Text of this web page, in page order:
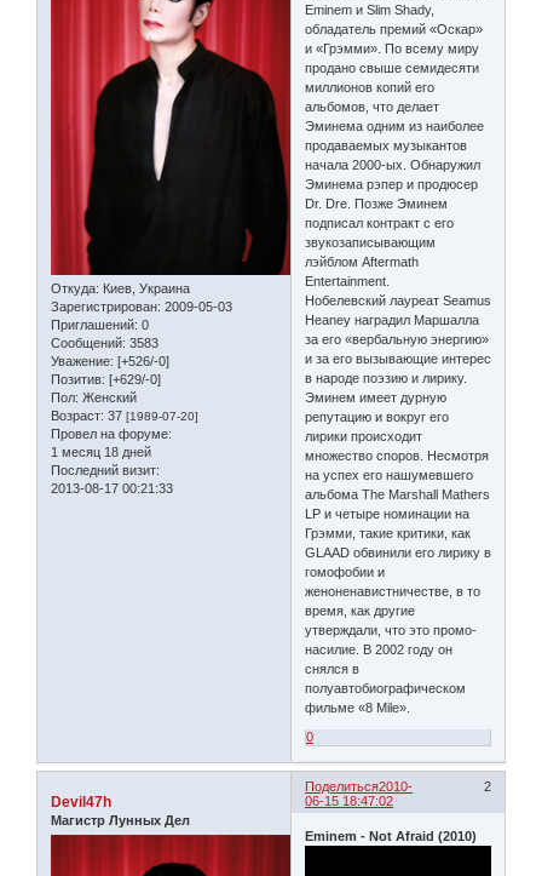
Откуда: Киев, Украина
Зарегистрирован: 2009-05-03
Приглашений: 0
Сообщений: 3583
Уважение: [+526/-0]
Позитив: [+629/-0]
Пол: Женский
Возраст: 37 [1989-07-20]
Провел на форуме:
1 месяц 18 дней
Последний визит:
2013-08-17 00:21:33
Eminem и Slim Shady,
обладатель премий «Оскар»
и «Грэмми». По всему миру
продано свыше семидесяти
миллионов копий его
альбомов, что делает
Эминема одним из наиболее
продаваемых музыкантов
начала 2000-ых. Обнаружил
Эминема рэпер и продюсер
Dr. Dre. Позже Эминем
подписал контракт с его
звукозаписывающим
лэйблом Aftermath
Entertainment.
Нобелевский лауреат Seamus
Heaney наградил Маршалла
за его «вербальную энергию»
и за его вызывающие интерес
в народе поэзию и лирику.
Эминем имеет дурную
репутацию и вокруг его
лирики происходит
множество споров. Несмотря
на успех его нашумевшего
альбома The Marshall Mathers
LP и четыре номинации на
Грэмми, такие критики, как
GLAAD обвинили его лирику в
гомофобии и
женоненавистничестве, в то
время, как другие
утверждали, что это промо-
насилие. В 2002 году он
снялся в
полуавтобиографическом
фильме «8 Mile».
0
Поделиться 2
2010-
06-15 18:47:02
Devil47h
Магистр Лунных Дел
Eminem - Not Afraid (2010)